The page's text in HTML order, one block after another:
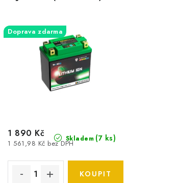
Doprava zdarma
Skladem (7 ks)
1 561,98 Kč bez DPH
1 890 Kč